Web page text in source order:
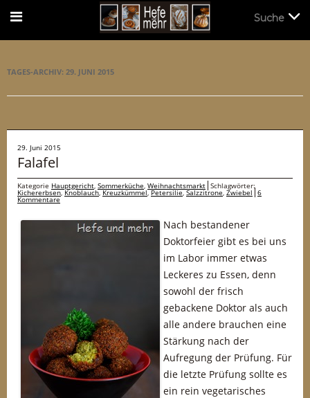
TAGES-ARCHIV: 29. JUNI 2015
29. Juni 2015
Falafel
Kategorie Hauptgericht, Sommerküche, Weihnachtsmarkt Schlagwörter:
Kichererbsen,Knoblauch,Kreuzkümmel,Petersilie,Salzzitrone, Zwiebel 6
Kommentare
Nach bestandener
Doktorfeier gibt es bei uns
im Labor immer etwas
Leckeres zu Essen, denn
sowohl der frisch
gebackene Doktor als auch
alle andere brauchen eine
Stärkung nach der
Aufregung der Prüfung. Für
die letzte Prüfung sollte es
ein rein vegetarisches
Suche
Suche